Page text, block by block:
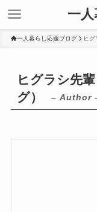
一
一人暮らし応援ブログ ヒ
ヒグラシ先
グ）
– Author